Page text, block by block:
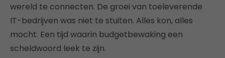
wereld te connecten. De groei van toeleverende
IT-bedrijven was niet te stuiten. Alles kon, alles
mocht. Een tijd waarin budgetbewaking een
scheldwoord leek te zijn.